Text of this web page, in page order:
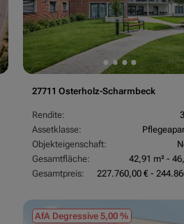
27711 Osterholz-Scharmbeck
Rendite:
Assetklasse:
Objekteigenschaft:
Gesamtfläche:
42,91 m² -
Gesamtpreis:
227.760,00 € -
AfA Degressive 5,00 %